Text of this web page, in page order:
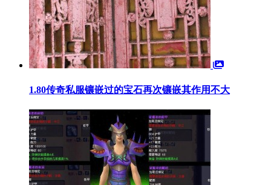
1.80传奇私服镶嵌过的宝石再次镶嵌其作用不大